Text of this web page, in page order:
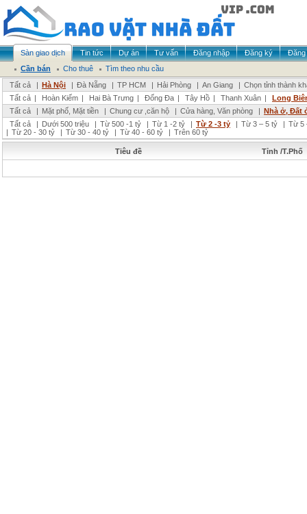
Sàn giao dịch Tin tức Dự án Tư vấn Đăng nhập Đăng ký
Đăng
Cần bán
Cho thuê
Tìm theo nhu cầu
Tất cả
| Hà Nội | Đà Nẵng | TP HCM | Hải Phòng | An Giang | Chọn tỉnh thành
Tất cả | Hoàn Kiếm | Hai Bà Trưng | Đống Đa | Tây Hồ | Thanh Xuân |
Long
Tất cả
| Mặt phố, Mặt tiền | Chung cư ,căn hộ | Cửa hàng, Văn phòng | Nhà ở, Đất
Tất cả
| Dưới 500 triệu | Từ 500 -1 tỷ | Từ 1 -2 tỷ | Từ 2 -3 tỷ | Từ 3 – 5 tỷ | Từ 5
| Từ 20 - 30 tỷ | Từ 30 - 40 tỷ | Từ 40 - 60 tỷ | Trên 60 tỷ
Tiêu đề Tỉnh /T.Phố